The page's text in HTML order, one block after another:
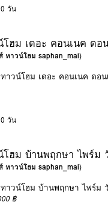
วัน
ฮม เดอะ คอนเนค ดอ
ทาวน์โฮม saphan_mai)
วน์โฮม เดอะ คอนเนค ดอน
วัน
ฮม บ้านพฤกษา ไพร์ม
ทาวน์โฮม saphan_mai)
าวน์โฮม บ้านพฤกษา ไพร์ม
฿